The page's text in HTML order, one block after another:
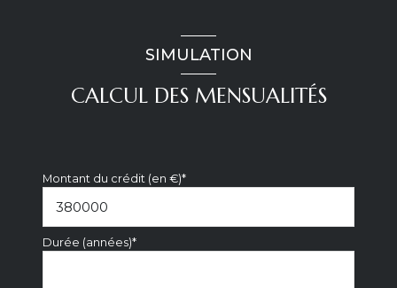
SIMULATION
CALCUL DES MENSUALITÉS
Montant du crédit (en €)*
Durée (années)*